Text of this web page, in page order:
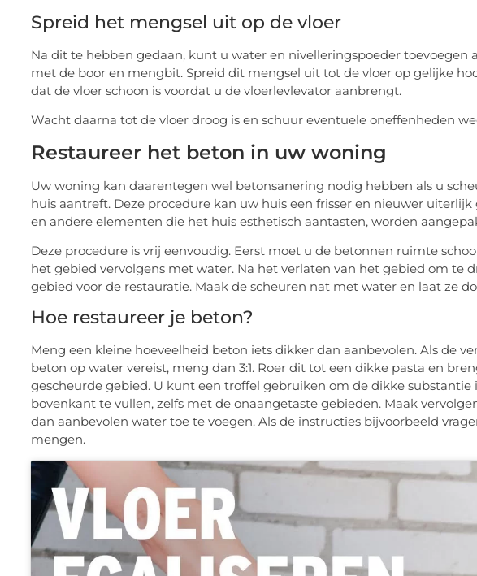
Spreid het mengsel uit op de vloer
Na dit te hebben gedaan, kunt u water en nivelleringspoeder toevoegen
met de boor en mengbit. Spreid dit mengsel uit tot de vloer op gelijke
dat de vloer schoon is voordat u de vloerlevlevator aanbrengt.
Wacht daarna tot de vloer droog is en schuur eventuele oneffenheden
Restaureer het beton in uw woning
Uw woning kan daarentegen wel betonsanering nodig hebben als u
huis aantreft. Deze procedure kan uw huis een frisser en nieuwer
en andere elementen die het huis esthetisch aantasten, worden
Deze procedure is vrij eenvoudig. Eerst moet u de betonnen ruimte
het gebied vervolgens met water. Na het verlaten van het gebied om te
gebied voor de restauratie. Maak de scheuren nat met water en laat ze
Hoe restaureer je beton?
Meng een kleine hoeveelheid beton iets dikker dan aanbevolen. Als de
beton op water vereist, meng dan 3:1. Roer dit tot een dikke pasta en
gescheurde gebied. U kunt een troffel gebruiken om de dikke
bovenkant te vullen, zelfs met de onaangetaste gebieden. Maak
dan aanbevolen water toe te voegen. Als de instructies bijvoorbeeld
mengen.